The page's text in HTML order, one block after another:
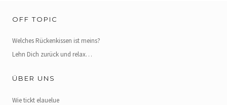
OFF TOPIC
Welches Rückenkissen ist meins?
Lehn Dich zurück und relax…
ÜBER UNS
Wie tickt elauelue